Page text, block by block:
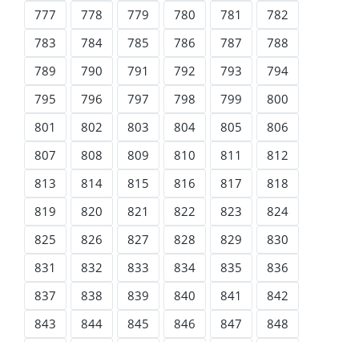
777
778 779 780 781
782
783
784 785 786 787
788
789
790 791 792 793
794
795
796 797 798 799
800
801
802 803 804 805
806
807
808 809 810 811
812
813
814 815 816 817
818
819
820 821 822 823
824
825
826 827 828 829
830
831
832 833 834 835
836
837
838 839 840 841
842
843
844 845 846 847
848